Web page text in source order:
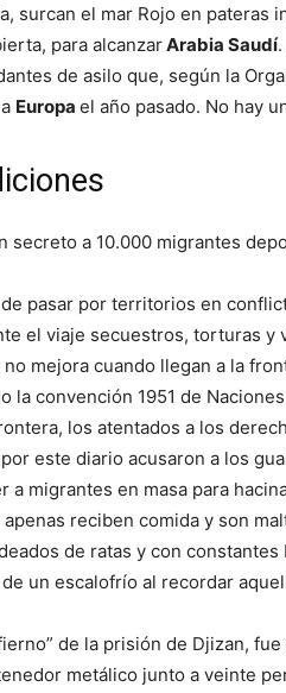
surcan el mar Rojo en pateras
para alcanzarArabia Saudí
de asilo que, según la
Europa el año pasado. No hay
secreto a 10.000 migrantes
pasar por territorios en
el viaje secuestros, torturas
mejora cuando llegan a la
la convención 1951 de
los atentados a los
este diario acusaron a los
a migrantes en masa para
reciben comida y son
de ratas y con
un escalofrío al recordar
de la prisión de Djizan,
metálico junto a veinte